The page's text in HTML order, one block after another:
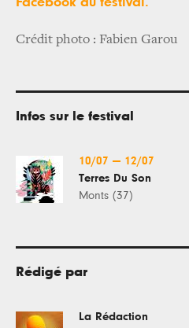
Crédit photo : Fabien Garou
Infos sur le festival
10/07 — 12/07
Terres Du Son
Monts (37)
Rédigé par
La Rédaction